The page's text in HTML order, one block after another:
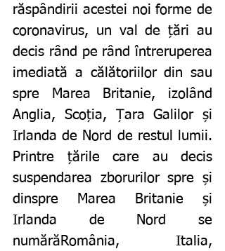
răspândirii acestei noi forme de
coronavirus, un val de țări au
decis rând pe rând întreruperea
imediată a călătoriilor din sau
spre Marea Britanie, izolând
Anglia, Scoția, Țara Galilor și
Irlanda de Nord de restul lumii.
Printre țările care au decis
suspendarea zborurilor spre și
dinspre Marea Britanie și
Irlanda de Nord se
numărăRomânia, Italia,